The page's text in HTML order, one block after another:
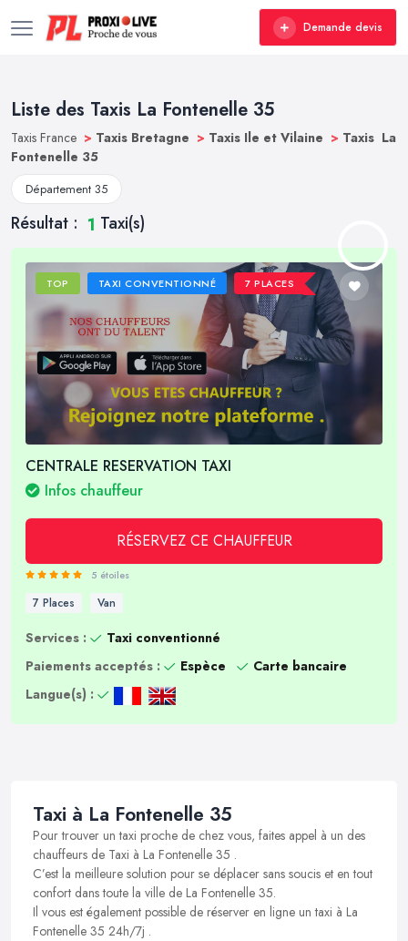
Demande devis
Liste des Taxis La Fontenelle 35
Taxis France > Taxis Bretagne > Taxis Ile et Vilaine > Taxis La
Fontenelle 35
Département 35
Résultat : 1 Taxi(s)
TOP TAXI CONVENTIONNÉ 7 PLACES
CENTRALE RESERVATION TAXI
Infos chauffeur
RÉSERVEZ CE CHAUFFEUR
5 étoiles
7 Places Van
Services :
Taxi conventionné
Paiements acceptés :
Espèce
Carte bancaire
Langue(s) :
Taxi à La Fontenelle 35
Pour trouver un taxi proche de chez vous, faites appel à un des
chauffeurs de Taxi à La Fontenelle 35 .
C’est la meilleure solution pour se déplacer sans soucis et en tout
confort dans toute la ville de La Fontenelle 35.
Il vous est également possible de réserver en ligne un taxi à La
Fontenelle 35 24h/7j .